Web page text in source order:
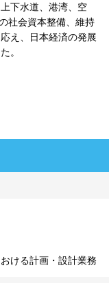
下水道、港湾、空
社会資本整備、維持
え、日本経済の発展
。
ける計画・設計業務